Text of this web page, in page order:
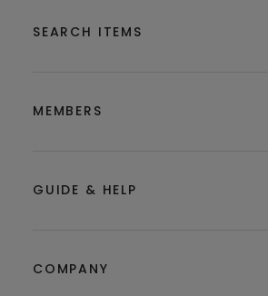
SEARCH ITEMS
MEMBERS
GUIDE & HELP
COMPANY